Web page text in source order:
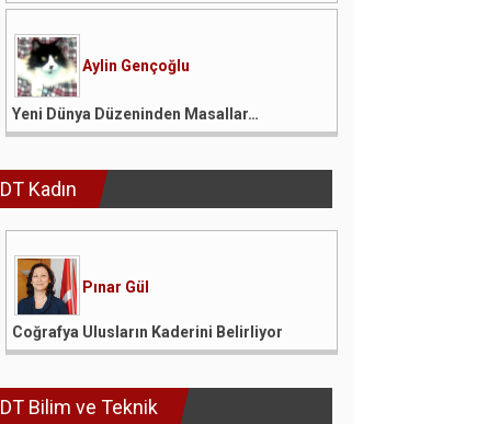
Aylin Gençoğlu
Yeni Dünya Düzeninden Masallar…
DT Kadın
Pınar Gül
Coğrafya Ulusların Kaderini Belirliyor
DT Bilim ve Teknik